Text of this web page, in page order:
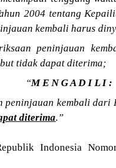
2004 tentang
kembali harus
peninjauan
tidak dapat diterima;
“M E N G A D I L I :
kembali dari
diterima.”
Indonesia